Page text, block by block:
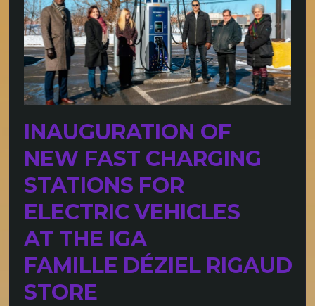
INAUGURATION OF
NEW FAST CHARGING
STATIONS FOR
ELECTRIC VEHICLES
AT THE IGA
FAMILLE DÉZIEL RIGAUD
STORE